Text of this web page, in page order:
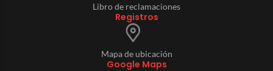
Libro de reclamaciones
Registros
Mapa de ubicación
Google Maps